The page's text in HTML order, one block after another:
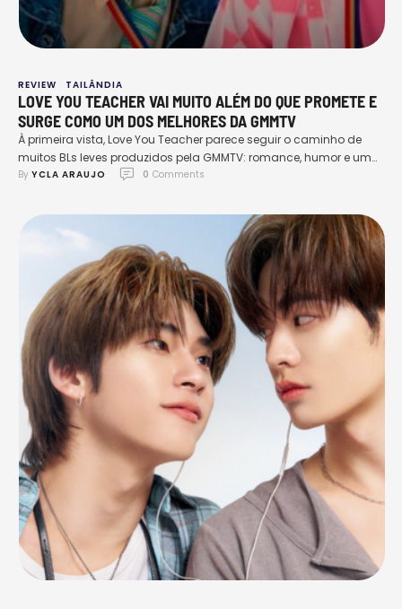
REVIEW TAILÂNDIA
LOVE YOU TEACHER VAI MUITO ALÉM DO QUE PROMETE E
SURGE COMO UM DOS MELHORES DA GMMTV
À primeira vista, Love You Teacher parece seguir o caminho de
muitos BLs leves produzidos pela GMMTV: romance, humor e um
casal já querido pelo público. Mas, por trás da proposta
uma narrativa surpreendentemente madura sobre traumas,
infância, saúde mental e a forma como experiências dolorosas …
By YCLA ARAUJO 0 Comments